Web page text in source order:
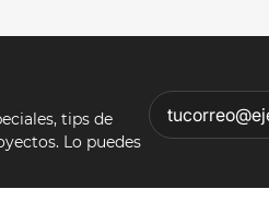
tips de
Lo puedes